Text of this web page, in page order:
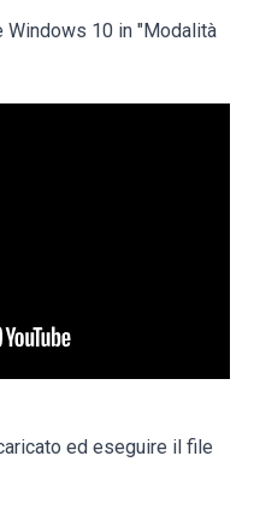
Windows 10 in "Modalità
ed eseguire il file